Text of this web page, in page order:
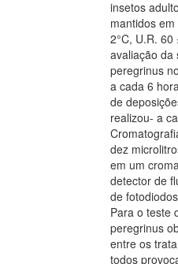
insetos
mantidos
2°C, U.R.
avaliação da
peregrinus
a cada 6
de
realizou- a
dez
em um
detector de
de
Para o teste
peregrinus
entre os
todos